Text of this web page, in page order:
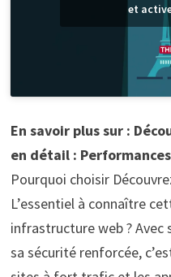
et
En savoir plus sur :
en détail :
Pourquoi choisir
L’essentiel à connaître
infrastructure web ?
sa sécurité renforcée,